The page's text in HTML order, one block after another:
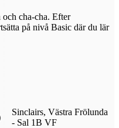
cha-cha. Efter
på nivå Basic där du lär
Sinclairs, Västra Frölunda
- Sal 1B VF